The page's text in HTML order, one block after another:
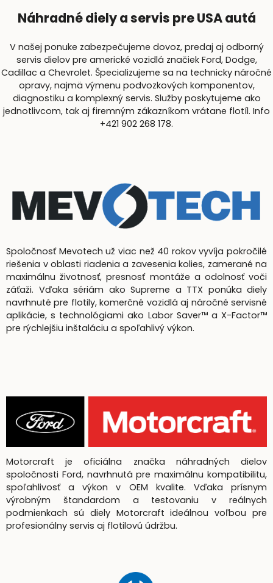
Náhradné diely a servis pre USA autá
V našej ponuke zabezpečujeme dovoz, predaj aj odborný
servis dielov pre americké vozidlá značiek Ford, Dodge,
Cadillac a Chevrolet. Špecializujeme sa na technicky náročné
opravy, najmä výmenu podvozkových komponentov,
diagnostiku a komplexný servis. Služby poskytujeme ako
jednotlivcom, tak aj firemným zákazníkom vrátane flotíl. Info
+421 902 268 178.
Spoločnosť Mevotech už viac než 40 rokov vyvíja pokročilé
riešenia v oblasti riadenia a zavesenia kolies, zamerané na
maximálnu životnosť, presnosť montáže a odolnosť voči
záťaži. Vďaka sériám ako Supreme a TTX ponúka diely
navrhnuté pre flotily, komerčné vozidlá aj náročné servisné
aplikácie, s technológiami ako Labor Saver™ a X-Factor™
pre rýchlejšiu inštaláciu a spoľahlivý výkon.
Motorcraft je oficiálna značka náhradných dielov
spoločnosti Ford, navrhnutá pre maximálnu kompatibilitu,
spoľahlivosť a výkon v OEM kvalite. Vďaka prísnym
výrobným štandardom a testovaniu v reálnych
podmienkach sú diely Motorcraft ideálnou voľbou pre
profesionálny servis aj flotilovú údržbu.